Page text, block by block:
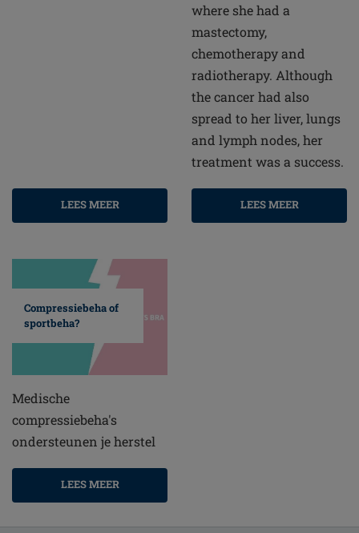
LEES MEER
where she had a
mastectomy,
chemotherapy and
radiotherapy. Although
the cancer had also
spread to her liver, lungs
and lymph nodes, her
treatment was a success.
LEES MEER
Compressiebeha of
sportbeha?
Medische
compressiebeha's
ondersteunen je herstel
LEES MEER